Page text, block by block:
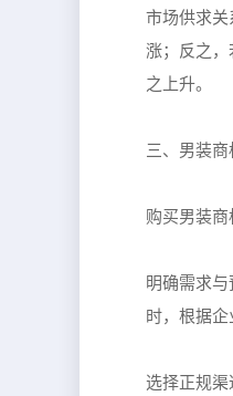
市场供求关
涨；反之
之上升。
三、男装
购买男装商
明确需求
时，根据
选择正规渠